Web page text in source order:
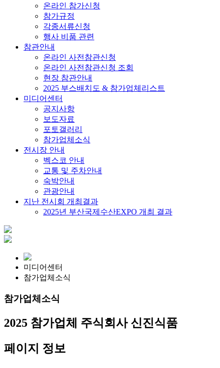
온라인 참가신청
참가규정
각종서류신청
행사 비품 관련
참관안내
온라인 사전참관신청
온라인 사전참관신청 조회
현장 참관안내
2025 부스배치도 & 참가업체리스트
미디어센터
공지사항
보도자료
포토갤러리
참가업체소식
전시장 안내
벡스코 안내
교통 및 주차안내
숙박안내
관광안내
지난 전시회 개최결과
2025년 부산국제수산EXPO 개최 결과
미디어센터
참가업체소식
참가업체소식
2025 참가업체
주식회사 신진식품
페이지 정보